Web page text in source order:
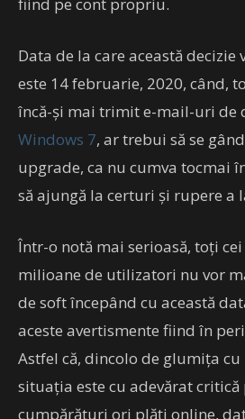
Data de la care această decizie
este 14 februarie, 2020, când,
încă-și mai trimit e-mail-uri de
Windows 7, ar trebui să se
upgrade, ca nu cumva tocmai
să ajungă la certuri și rupere a
Într-o notă mai serioasă, toți
milioane de utilizatori nu vor
de soft începând cu această
aceste avertismente fiind în
Astfel că, dincolo de glumița
situația este cu adevărat critică
cumpărături ori plăți online,